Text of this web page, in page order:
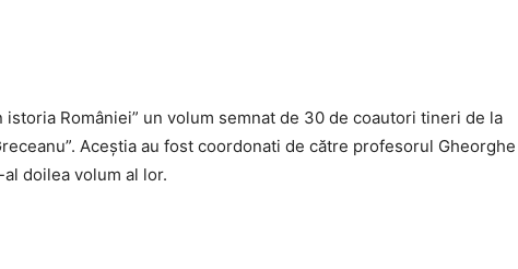
României” un volum semnat de 30 de coautori tineri de la
Aceștia au fost coordonati de către profesorul Gheorghe
doilea volum al lor.